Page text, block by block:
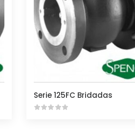
Serie 125FC Bridadas